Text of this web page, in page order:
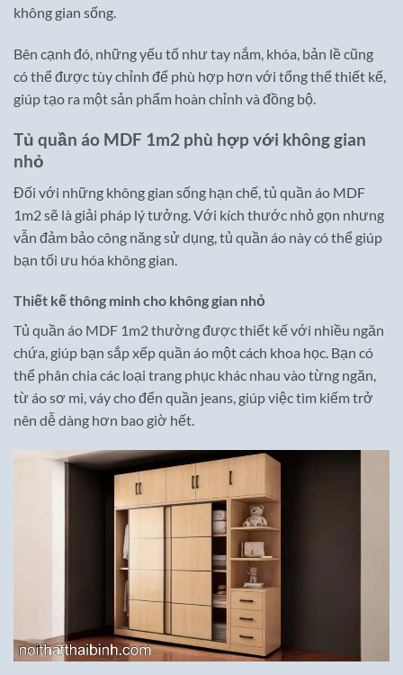
không gian sống.
Bên cạnh đó, những yếu tố như tay nắm, khóa, bản lề cũng
có thể được tùy chỉnh để phù hợp hơn với tổng thể thiết kế,
giúp tạo ra một sản phẩm hoàn chỉnh và đồng bộ.
Tủ quần áo MDF 1m2 phù hợp với không gian
nhỏ
Đối với những không gian sống hạn chế, tủ quần áo MDF
1m2 sẽ là giải pháp lý tưởng. Với kích thước nhỏ gọn nhưng
vẫn đảm bảo công năng sử dụng, tủ quần áo này có thể giúp
bạn tối ưu hóa không gian.
Thiết kế thông minh cho không gian nhỏ
Tủ quần áo MDF 1m2 thường được thiết kế với nhiều ngăn
chứa, giúp bạn sắp xếp quần áo một cách khoa học. Bạn có
thể phân chia các loại trang phục khác nhau vào từng ngăn,
từ áo sơ mi, váy cho đến quần jeans, giúp việc tìm kiếm trở
nên dễ dàng hơn bao giờ hết.